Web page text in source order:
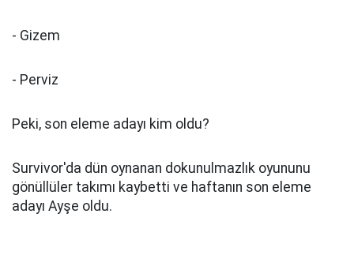
- Gizem
- Perviz
Peki, son eleme adayı kim oldu?
Survivor'da dün oynanan dokunulmazlık oyununu
gönüllüler takımı kaybetti ve haftanın son eleme
adayı Ayşe oldu.